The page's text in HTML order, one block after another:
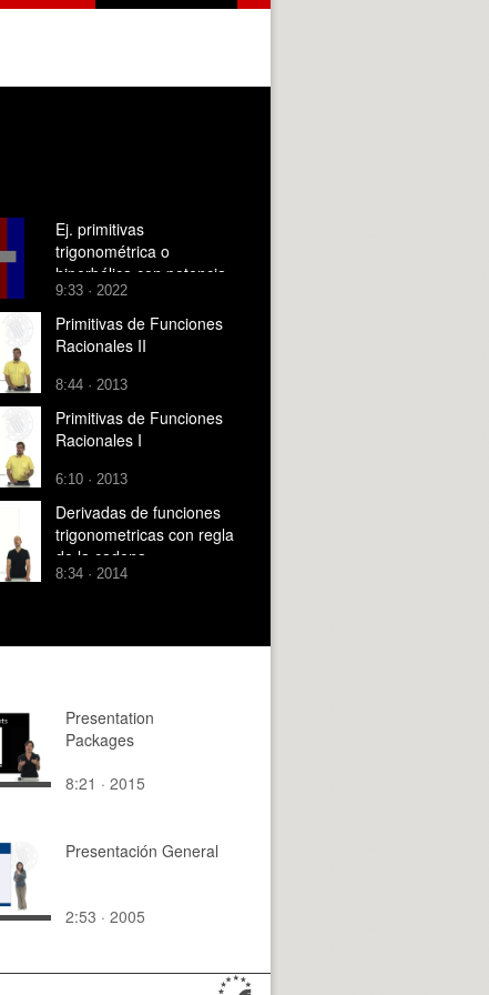
Ej. primitivas
trigonométrica o
hiperbólica con potencia
impar
9:33 · 2022
Primitivas de Funciones
Racionales II
8:44 · 2013
Primitivas de Funciones
Racionales I
6:10 · 2013
Derivadas de funciones
trigonometricas con regla
de la cadena
8:34 · 2014
Presentation
Packages
8:21 · 2015
Presentación General
2:53 · 2005